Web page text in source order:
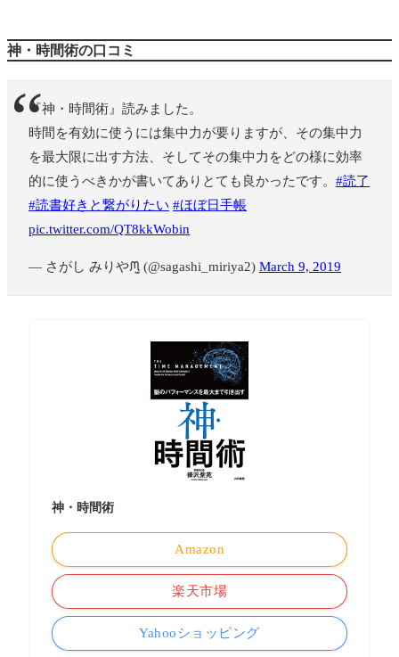
神・時間術の口コミ
『神・時間術』読みました。
時間を有効に使うには集中力が要りますが、その集中力
を最大限に出す方法、そしてその集中力をどの様に効率
的に使うべきかが書いてありとても良かったです。 #読了
#読書好きと繋がりたい #ほぼ日手帳
pic.twitter.com/QT8kkWobin
— さがし みりやᙏ̤̫ (@sagashi_miriya2) March 9, 2019
神・時間術
Amazon
楽天市場
Yahooショッピング